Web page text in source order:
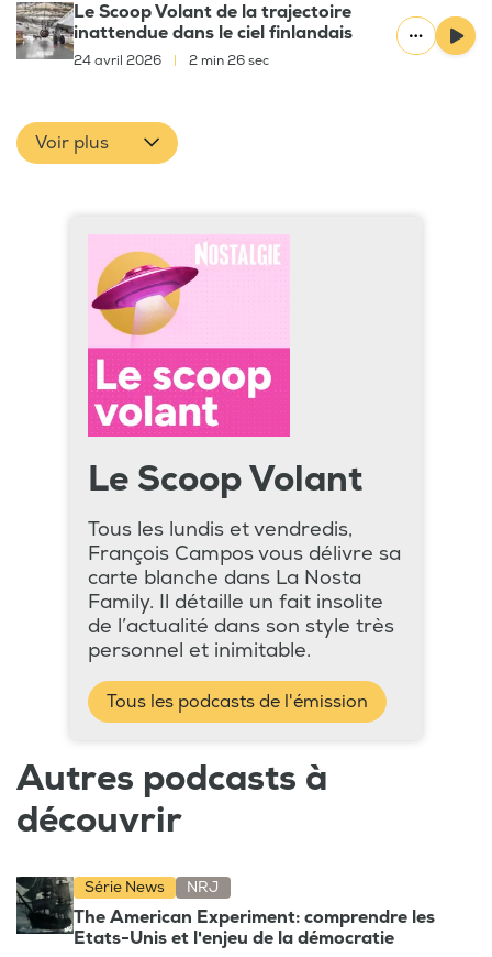
Le Scoop Volant de la trajectoire
inattendue dans le ciel finlandais
24 avril 2026 2 min 26 sec
Voir plus
Le Scoop Volant
Tous les lundis et vendredis,
François Campos vous délivre sa
carte blanche dans La Nosta
Family. Il détaille un fait insolite
de l’actualité dans son style très
personnel et inimitable.
Tous les podcasts de l'émission
Autres podcasts à
découvrir
Série News NRJ
The American Experiment: comprendre les
Etats-Unis et l'enjeu de la démocratie